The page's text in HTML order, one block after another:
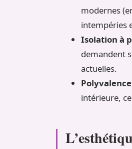
modernes
intempéries
Isolation à
demandent
actuelles.
intérieure,